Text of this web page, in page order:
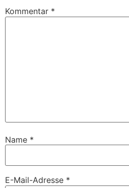
Kommentar *
Name *
E-Mail-Adresse *